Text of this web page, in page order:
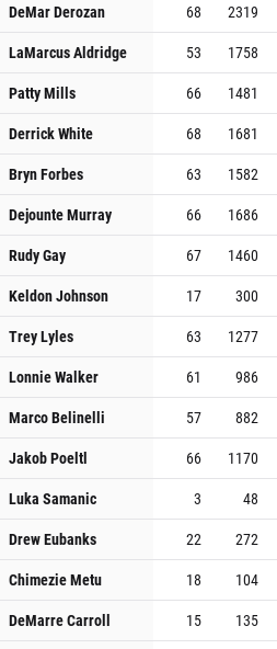
DeMar Derozan 68 2319
LaMarcus Aldridge
53 1758
Patty Mills
66 1481
Derrick White
68 1681
Bryn Forbes
63 1582
Dejounte Murray
66 1686
Rudy Gay
67 1460
Keldon Johnson
17 300
Trey Lyles
63 1277
Lonnie Walker
61 986
Marco Belinelli
57 882
Jakob Poeltl
66 1170
Luka Samanic
3 48
Drew Eubanks
22 272
Chimezie Metu
18 104
DeMarre Carroll
15 135